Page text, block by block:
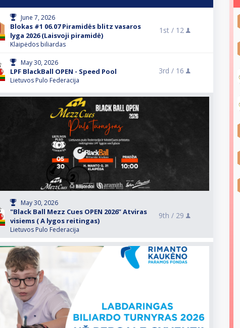
June 7, 2026
Blokas #1 06.07 Piramidės blitz vasaros
lyga 2026 (Laisvoji piramidė)
Klaipėdos biliardas
1st / 12
May 30, 2026
LPF BlackBall OPEN - Speed Pool
Lietuvos Pulo Federacija
3rd / 16
May 30, 2026
"Black Ball Mezz Cues OPEN 2026” Atviras
visiems ( A lygos reitingas)
Lietuvos Pulo Federacija
9th / 29